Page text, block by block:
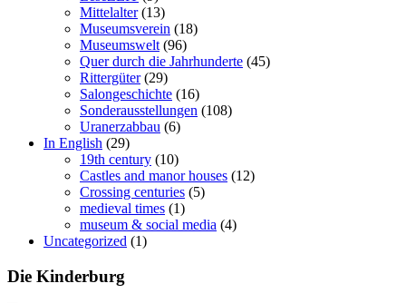
Mittelalter(13)
Museumsverein (18)
Museumswelt (96)
Quer durch die Jahrhunderte (45)
Rittergüter(29)
Salongeschichte (16)
Sonderausstellungen (108)
Uranerzabbau (6)
In English (29)
19th century (10)
Castles and manor houses (12)
Crossing centuries (5)
medieval times (1)
museum & social media (4)
Uncategorized (1)
Die Kinderburg